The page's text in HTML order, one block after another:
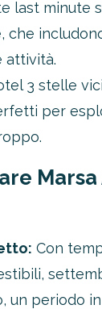
last minute
che
attività.
3 stelle
per
Marsa
Con
un periodo